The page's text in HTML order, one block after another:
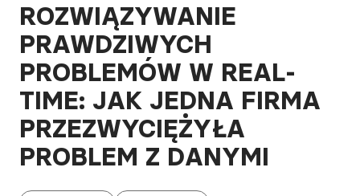
ROZWIĄZYWANIE
PRAWDZIWYCH
PROBLEMÓW W REAL-
TIME: JAK JEDNA FIRMA
PRZEZWYCIĘŻYŁA
PROBLEM Z DANYMI